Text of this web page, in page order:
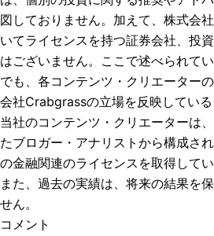
図しておりません。加えて、株式会
いてライセンスを持つ証券会社、投
はございません。ここで述べられて
でも、各コンテンツ・クリエーター
会社Crabgrassの立場を反映している
当社のコンテンツ・クリエーターは
たブロガー・アナリストから構成さ
の金融関連のライセンスを取得して
また、過去の実績は、将来の結果を
せん。
コメント